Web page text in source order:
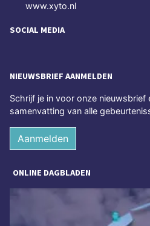
www.xyto.nl
SOCIAL MEDIA
NIEUWSBRIEF AANMELDEN
Schrijf je in voor onze nieuwsbrief
samenvatting van alle
Aanmelden
ONLINE DAGBLADEN